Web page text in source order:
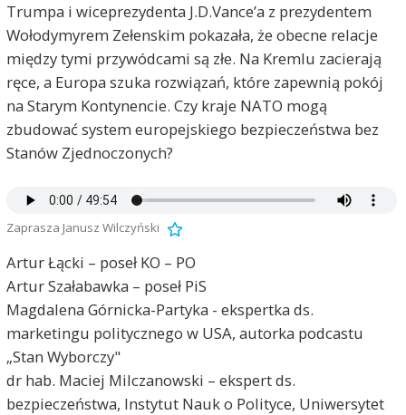
Trumpa i wiceprezydenta J.D.Vance’a z prezydentem
Wołodymyrem Zełenskim pokazała, że obecne relacje
między tymi przywódcami są złe. Na Kremlu zacierają
ręce, a Europa szuka rozwiązań, które zapewnią pokój
na Starym Kontynencie. Czy kraje NATO mogą
zbudować system europejskiego bezpieczeństwa bez
Stanów Zjednoczonych?
Zaprasza Janusz Wilczyński
Artur Łącki – poseł KO – PO
Artur Szałabawka – poseł PiS
Magdalena Górnicka-Partyka - ekspertka ds.
marketingu politycznego w USA, autorka podcastu
„Stan Wyborczy"
dr hab. Maciej Milczanowski – ekspert ds.
bezpieczeństwa, Instytut Nauk o Polityce, Uniwersytet